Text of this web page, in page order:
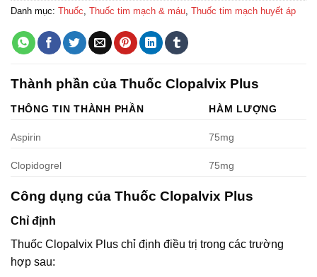
Danh mục: Thuốc Thuốc tim mạch & máu Thuốc tim mạch huyết áp
Thành phần của Thuốc Clopalvix Plus
THÔNG TIN THÀNH PHẦN HÀM LƯỢNG
Aspirin 75mg
Clopidogrel 75mg
Công dụng của Thuốc Clopalvix Plus
Chỉ định
Thuốc Clopalvix Plus chỉ định điều trị trong các trường
hợp sau: